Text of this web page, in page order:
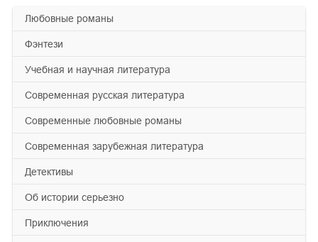
любовные романы
фэнтези
учебная и научная литература
современная русская литература
современные любовные романы
современная зарубежная литература
детективы
об истории серьезно
приключения